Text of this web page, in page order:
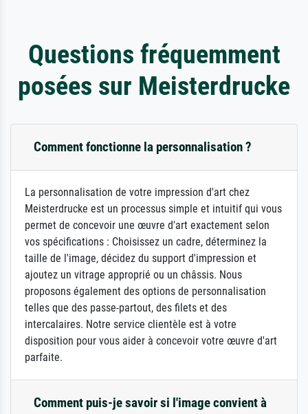
Questions fréquemment
posées sur Meisterdrucke
Comment fonctionne la personnalisation ?
La personnalisation de votre impression d'art chez
Meisterdrucke est un processus simple et intuitif qui vous
permet de concevoir une œuvre d'art exactement selon
vos spécifications : Choisissez un cadre, déterminez la
taille de l'image, décidez du support d'impression et
ajoutez un vitrage approprié ou un châssis. Nous
proposons également des options de personnalisation
telles que des passe-partout, des filets et des
intercalaires. Notre service clientèle est à votre
disposition pour vous aider à concevoir votre œuvre d'art
parfaite.
Comment puis-je savoir si l'image convient à